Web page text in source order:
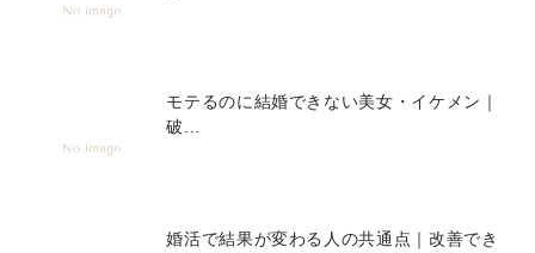
モテるのに結婚できない美女・イケメン｜
破...
婚活で結果が変わる人の共通点｜改善でき